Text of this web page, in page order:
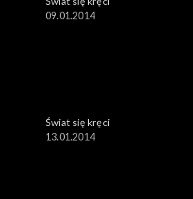
09.01.2014
Świat się kręci
13.01.2014